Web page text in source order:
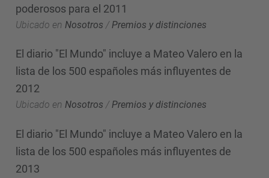
poderosos para el 2011
Ubicado en Nosotros / Premios y distinciones
El diario "El Mundo" incluye a Mateo Valero en la
lista de los 500 españoles más influyentes de
2012
Ubicado en Nosotros /Premios y distinciones
El diario "El Mundo" incluye a Mateo Valero en la
lista de los 500 españoles más influyentes de
2013